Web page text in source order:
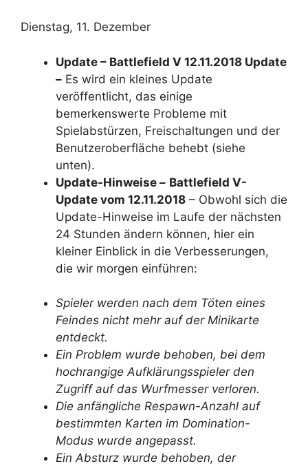
Dienstag, 11. Dezember
Update – Battlefield V 12.11.2018 Update
– Es wird ein kleines Update
veröffentlicht, das einige
bemerkenswerte Probleme mit
Spielabstürzen, Freischaltungen und der
Benutzeroberfläche behebt (siehe
unten).
Update-Hinweise – Battlefield V-
Update vom 12.11.2018 – Obwohl sich die
Update-Hinweise im Laufe der nächsten
24 Stunden ändern können, hier ein
kleiner Einblick in die Verbesserungen,
die wir morgen einführen:
Spieler werden nach dem Töten eines
Feindes nicht mehr auf der Minikarte
entdeckt.
Ein Problem wurde behoben, bei dem
hochrangige Aufklärungsspieler den
Zugriff auf das Wurfmesser verloren.
Die anfängliche Respawn-Anzahl auf
bestimmten Karten im Domination-
Modus wurde angepasst.
Ein Absturz wurde behoben, der